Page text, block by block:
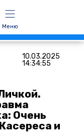
Меню
10.03.2025
14:34:55
Очень
и